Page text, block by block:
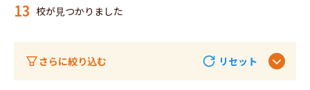
13 校が見つかりました
さらに絞り込む リセット